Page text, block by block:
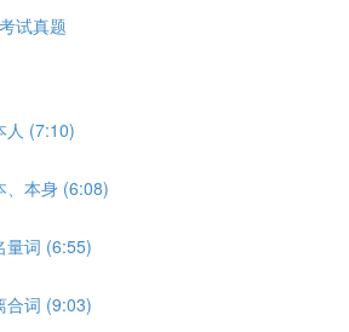
试真题
人 (7:10)
、本身 (6:08)
量词 (6:55)
合词 (9:03)